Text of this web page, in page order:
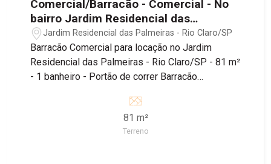
Comercial/Barracão - Comercial - No
bairro Jardim Residencial das
Palmeiras
Jardim Residencial das Palmeiras - Rio Claro/SP
Barracão Comercial para locação no Jardim
Residencial das Palmeiras - Rio Claro/SP - 81 m²
- 1 banheiro - Portão de correr Barracão
Palmeiras, sendo próximo ao Supermercado
Tropical, Padaria Estrela de Ouro e Farmácia
Droga Raia, além de fácil acesso à Estrada dos
81 m²
Terreno